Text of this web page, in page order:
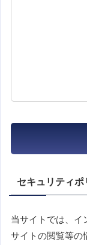
セキュリティポ
当サイトでは、イ
サイトの閲覧等の